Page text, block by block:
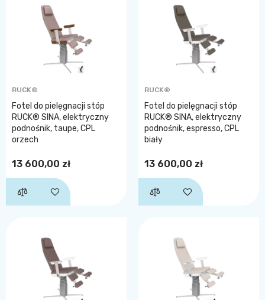
RUCK®
Fotel do pielęgnacji stóp
RUCK® SINA, elektryczny
podnośnik, taupe, CPL
orzech
13 600,00 zł
RUCK®
Fotel do pielęgnacji stóp
RUCK® SINA, elektryczny
podnośnik, espresso, CPL
biały
13 600,00 zł